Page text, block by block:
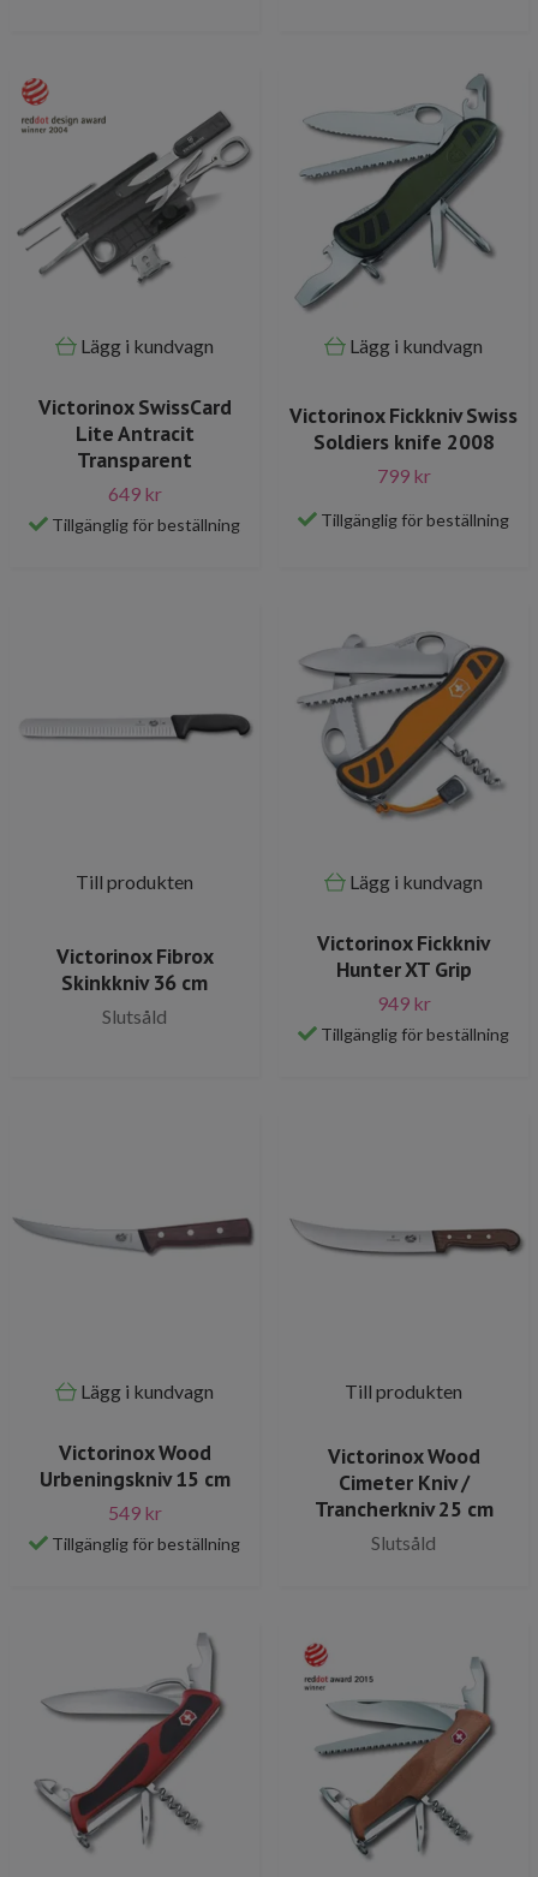
Lägg i kundvagn
Victorinox SwissCard
Lite Antracit
Transparent
649 kr
Tillgänglig för beställning
Lägg i kundvagn
Victorinox Fickkniv Swiss
Soldiers knife 2008
799 kr
Tillgänglig för beställning
Till produkten
Victorinox Fibrox
Skinkkniv 36 cm
Slutsåld
Lägg i kundvagn
Victorinox Fickkniv
Hunter XT Grip
949 kr
Tillgänglig för beställning
Lägg i kundvagn
Victorinox Wood
Urbeningskniv 15 cm
549 kr
Tillgänglig för beställning
Till produkten
Victorinox Wood
Cimeter Kniv /
Trancherkniv 25 cm
Slutsåld